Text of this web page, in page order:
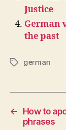
Justice
German
the past
Tagsgerman
←
How to
phrases